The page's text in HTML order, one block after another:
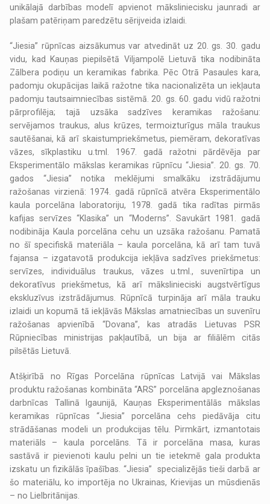
unikālajā darbības modelī apvienot māksliniecisku jaunradi ar
plašam patēriņam paredzētu sērijveida izlaidi.
“Jiesia” rūpnīcas aizsākumus var atvedināt uz 20. gs. 30. gadu
vidu, kad Kauņas piepilsētā Viljampolē Lietuvā tika nodibināta
Zālbera podiņu un keramikas fabrika. Pēc Otrā Pasaules kara,
padomju okupācijas laikā ražotne tika nacionalizēta un iekļauta
padomju tautsaimniecības sistēmā. 20. gs. 60. gadu vidū ražotni
pārprofilēja; tajā uzsāka sadzīves keramikas ražošanu:
servējamos traukus, alus krūzes, termoizturīgus māla traukus
sautēšanai, kā arī skaistumpriekšmetus, piemēram, dekoratīvas
vāzes, sīkplastiku u.tml. 1967. gadā ražotni pārdēvēja par
Eksperimentālo mākslas keramikas rūpnīcu “Jiesia”. 20. gs. 70.
gados “Jiesia” notika meklējumi smalkāku izstrādājumu
ražošanas virzienā: 1974. gadā rūpnīcā atvēra Eksperimentālo
kaula porcelāna laboratoriju, 1978. gadā tika radītas pirmās
kafijas servīzes “Klasika” un “Moderns”. Savukārt 1981. gadā
nodibināja Kaula porcelāna cehu un uzsāka ražošanu. Pamatā
no šī specifiskā materiāla – kaula porcelāna, kā arī tam tuvā
fajansa – izgatavotā produkcija iekļāva sadzīves priekšmetus:
servīzes, individuālus traukus, vāzes u.tml., suvenīrtipa un
dekoratīvus priekšmetus, kā arī mākslinieciski augstvērtīgus
ekskluzīvus izstrādājumus. Rūpnīcā turpināja arī māla trauku
izlaidi un kopumā tā iekļāvās Mākslas amatniecības un suvenīru
ražošanas apvienībā “Dovana”, kas atradās Lietuvas PSR
Rūpniecības ministrijas pakļautībā, un bija ar filiālēm citās
pilsētās Lietuvā.
Atšķirībā no Rīgas Porcelāna rūpnīcas Latvijā vai Mākslas
produktu ražošanas kombināta “ARS” porcelāna apgleznošanas
darbnīcas Tallinā Igaunijā, Kauņas Eksperimentālās mākslas
keramikas rūpnīcas “Jiesia” porcelāna cehs piedāvāja citu
strādāšanas modeli un produkcijas tēlu. Pirmkārt, izmantotais
materiāls – kaula porcelāns. Tā ir porcelāna masa, kuras
sastāvā ir pievienoti kaulu pelni un tie ietekmē gala produkta
izskatu un fizikālās īpašības. “Jiesia” specializējās tieši darbā ar
šo materiālu, ko importēja no Ukrainas, Krievijas un mūsdienās
– no Lielbritānijas.